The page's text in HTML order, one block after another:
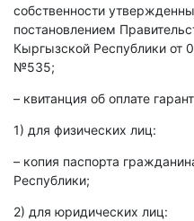
собственности
постановлением
Кыргызской Республики от
№535;
– квитанция об оплате
1) для физических лиц:
– копия паспорта
Республики;
2) для юридических лиц: